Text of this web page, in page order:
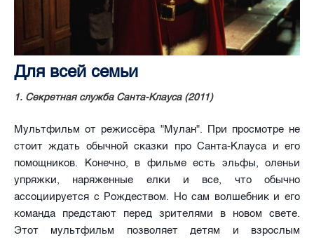
Для всей семьи
1. Секретная служба Санта-Клауса (2011)
Мультфильм от режиссёра "Мулан". При просмотре не
стоит ждать обычной сказки про Санта-Клауса и его
помощников. Конечно, в фильме есть эльфы, оленьи
упряжки, наряженные елки и все, что обычно
ассоциируется с Рождеством. Но сам волшебник и его
команда предстают перед зрителями в новом свете.
Этот мультфильм позволяет детям и взрослым